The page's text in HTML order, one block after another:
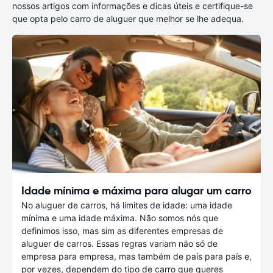
nossos artigos com informações e dicas úteis e certifique-se
que opta pelo carro de aluguer que melhor se lhe adequa.
Idade mínima e máxima para alugar um carro
No aluguer de carros, há limites de idade: uma idade
mínima e uma idade máxima. Não somos nós que
definimos isso, mas sim as diferentes empresas de
aluguer de carros. Essas regras variam não só de
empresa para empresa, mas também de país para país e,
por vezes, dependem do tipo de carro que queres